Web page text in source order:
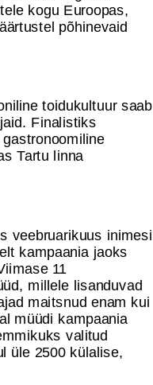
kogu Euroopas,
põhinevaid
toidukultuur saab
Finalistiks
Tartu linna
veebruarikuus inimesi
kampaania jaoks
11
millele lisanduvad
maitsnud enam kui
müüdi kampaania
valitud
üle 2500 külalise,